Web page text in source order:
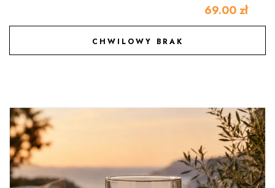
69.00 zł
CHWILOWY BRAK
DODAJ DO ULUBIONYCH